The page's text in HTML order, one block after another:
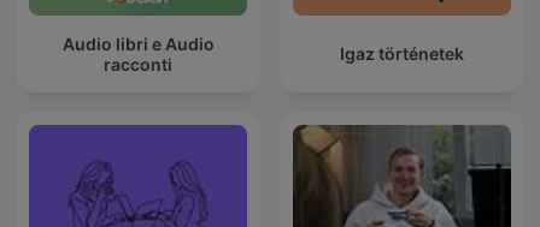
Audio libri e Audio
racconti
Igaz történetek